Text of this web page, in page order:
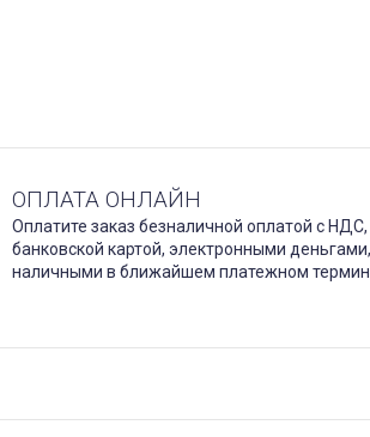
ОПЛАТА ОНЛАЙН
Оплатите заказ безналичной оплатой с НДС,
банковской картой, электронными деньгами,
наличными в ближайшем платежном